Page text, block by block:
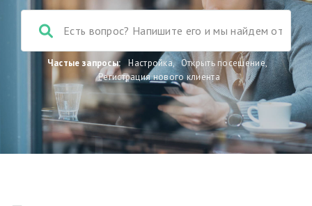
Частые запросы: Настройка, Открыть посещение,
Регистрация нового клиента